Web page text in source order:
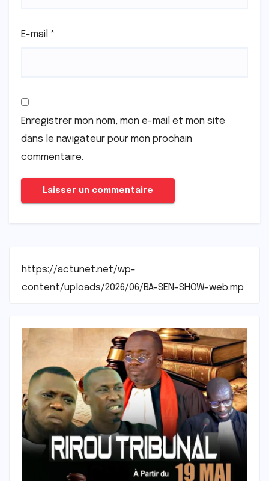
E-mail *
Enregistrer mon nom, mon e-mail et mon site
dans le navigateur pour mon prochain
commentaire.
https://actunet.net/wp-
content/uploads/2026/06/BA-SEN-SHOW-web.mp